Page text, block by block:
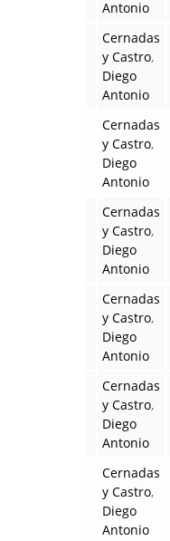
Antonio
Cernadas
y Castro,
Diego
Antonio
Cernadas
y Castro,
Diego
Antonio
Cernadas
y Castro,
Diego
Antonio
Cernadas
y Castro,
Diego
Antonio
Cernadas
y Castro,
Diego
Antonio
Cernadas
y Castro,
Diego
Antonio